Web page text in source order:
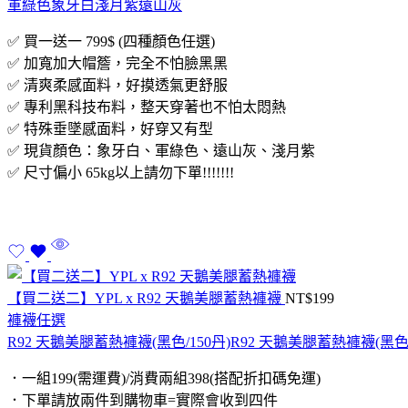
軍綠色象牙白淺月紫遠山灰
✅ 買一送一 799$ (四種顏色任選)
✅ 加寬加大帽簷，完全不怕臉黑黑
✅ 清爽柔感面料，好摸透氣更舒服
✅ 專利黑科技布料，整天穿著也不怕太悶熱
✅ 特殊垂墜感面料，好穿又有型
✅ 現貨顏色：象牙白、軍綠色、遠山灰、淺月紫
✅ 尺寸偏小 65kg以上請勿下單!!!!!!!
【買二送二】YPL x R92 天鵝美腿蓄熱褲襪 NT$199
褲襪任選
R92 天鵝美腿蓄熱褲襪(黑色/150丹)R92 天鵝美腿蓄熱褲襪(黑
．一組199(需運費)/消費兩組398(搭配折扣碼免運)
．下單請放兩件到購物車=實際會收到四件